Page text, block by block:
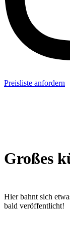
Preisliste anfordern
Großes
Hier bahnt sich
bald veröffentlicht!